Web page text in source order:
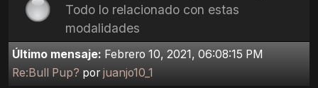
Todo lo relacionado con estas
modalidades
Último mensaje: Febrero 10, 2021, 06:08:15 PM
Re:Bull Pup? porjuanjo10_1